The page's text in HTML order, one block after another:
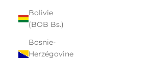
Bolivie
(BOB Bs.)
Bosnie-
Herzégovine